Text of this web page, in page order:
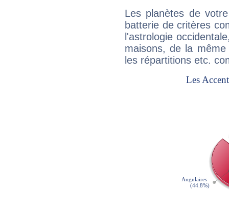
Les planètes de
batterie de critères
l'astrologie
maisons, de la
les répartitions etc.